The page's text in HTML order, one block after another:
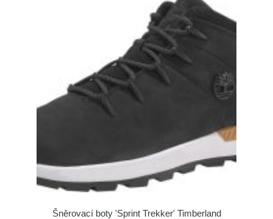
Šněrovací boty 'Sprint Trekker' Timberland